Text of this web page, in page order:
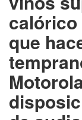
calórico
que